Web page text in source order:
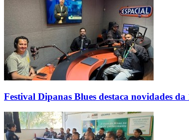
Festival Dipanas Blues destaca novidades